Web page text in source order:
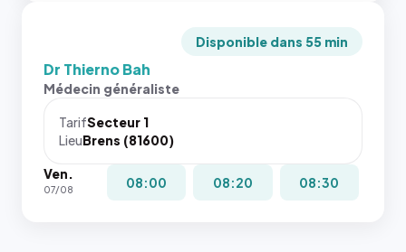
Disponible dans 55 min
Dr Thierno Bah
Médecin généraliste
TarifSecteur 1
LieuBrens (81600)
Ven.
07/08 08:00 08:20 08:30